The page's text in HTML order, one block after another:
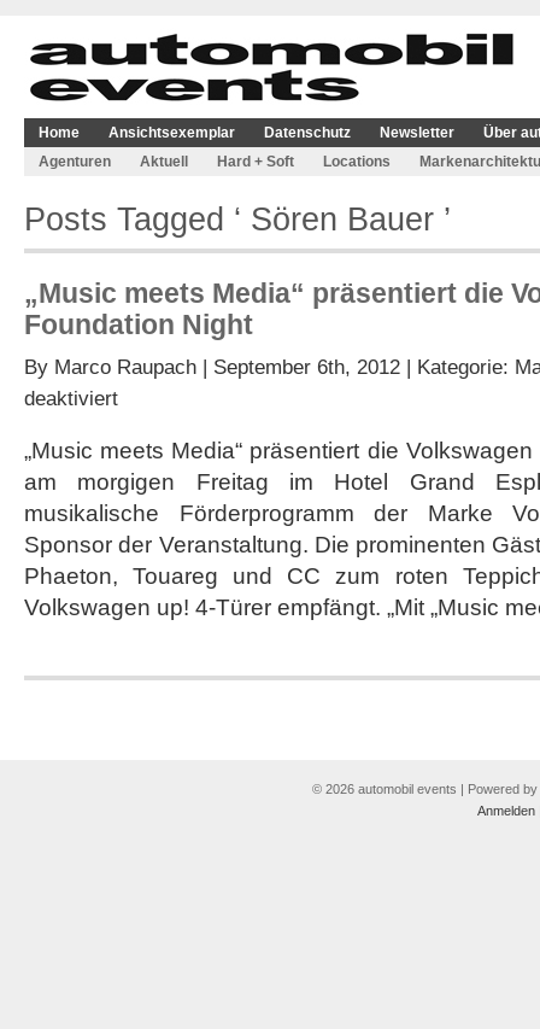
Home Ansichtsexemplar Datenschutz Newsletter
Über
Agenturen
Aktuell Hard + Soft Locations
Posts Tagged ‘ Sören Bauer ’
„Music meets Media“ präsentiert die
Foundation Night
By Marco Raupach | September 6th, 2012 | Kategorie:
deaktiviertfür
Media“
präsentiert
Volkswagen
Sound
Foundation
Night
„Music meets Media“ präsentiert die
am morgigen Freitag im Hotel Grand
musikalische Förderprogramm der Marke
Sponsor der Veranstaltung. Die prominenten
Phaeton, Touareg und CC zum roten
Volkswagen up! 4-Türer empfängt. „Mit „Music
© 2026 automobil events | Powered by
Anmelden|